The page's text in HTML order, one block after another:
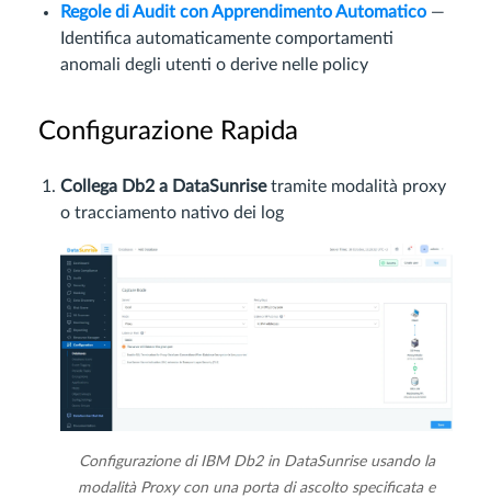
Regole di Audit con Apprendimento Automatico —
Identifica automaticamente comportamenti
anomali degli utenti o derive nelle policy
Configurazione Rapida
Collega Db2 a DataSunrisetramite modalità proxy
o tracciamento nativo dei log
Configurazione di IBM Db2 in DataSunrise usando la
modalità Proxy con una porta di ascolto specificata e